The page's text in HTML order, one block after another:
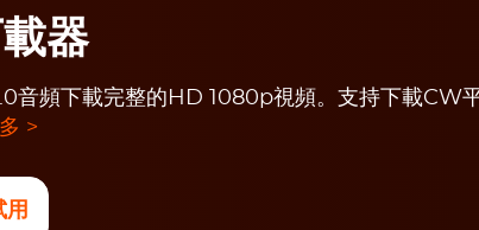
器
頻下載完整的HD 1080p視頻。支持下載CW
>
用